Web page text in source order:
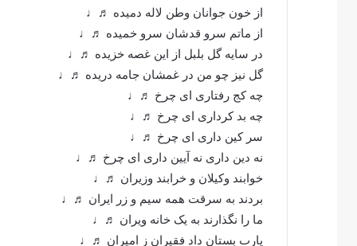
از خون جوانان وطن لاله دمیده ♬♩
از ماتم سرو قدشان سرو خمیده ♬♩
در سایه گل بلبل از این غصه خزیده ♬♩
گل نیز چو من در غمشان جامه دریده ♬♩
چه کج رفتاری ای چرخ ♬♩
چه بد کرداری ای چرخ ♬♩
سر کین داری ای چرخ ♬♩
نه دین داری نه آیین داری ای چرخ ♬♩
خوابند وکیلان و خرابند وزیران ♬♩
بردند به سرقت همه سیم و زر ایران ♬♩
ما را نگذارند به یک خانه ویران ♬♩
یارب بستان داد فقیران ز امیران ♬♩